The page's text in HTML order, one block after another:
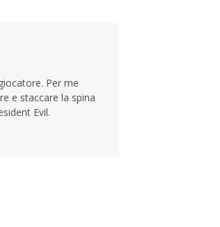
Per me
e staccare la spina
Evil.